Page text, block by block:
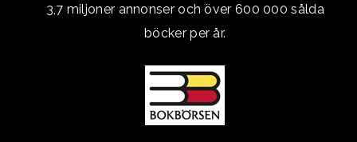
3,7 miljoner annonser och över 600 000 sålda
böcker per år.